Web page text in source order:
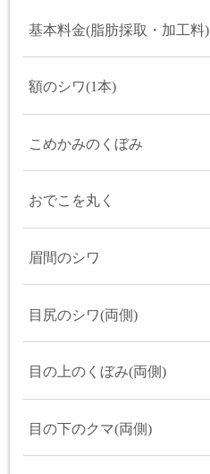
基本料金(脂肪採取・加工料)
額のシワ(1本)
こめかみのくぼみ
おでこを丸く
眉間のシワ
目尻のシワ(両側)
目の上のくぼみ(両側)
目の下のクマ(両側)